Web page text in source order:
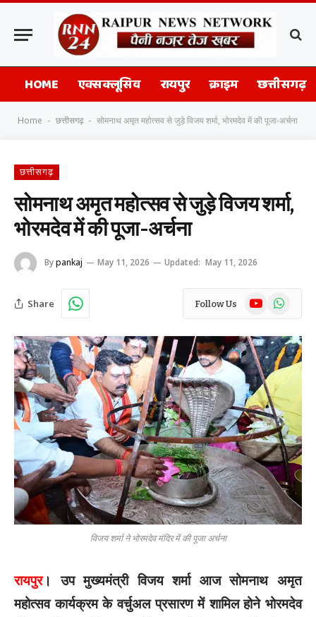
HOME एक्सक्लूसिव रायपुर क्राइम छत्तीसगढ़
Home - छत्तीसगढ़ - सोमनाथ अमृत महोत्सव से जुड़े विजय शर्मा, भोरमदेव में की पूजा-अर्चना
छत्तीसगढ़
सोमनाथ अमृत महोत्सव से जुड़े विजय शर्मा,
भोरमदेव में की पूजा-अर्चना
Bypankaj May 11, 2026 Updated: May 11, 2026
Share Follow Us YouTubeWhatsApp
विजय शर्मा ने भोरमदेव मंदिर में की पूजा अर्चना
रायपुर। उप मुख्यमंत्री विजय शर्मा आज सोमनाथ अमृत
महोत्सव कार्यक्रम के वर्चुअल प्रसारण में शामिल होने भोरमदेव